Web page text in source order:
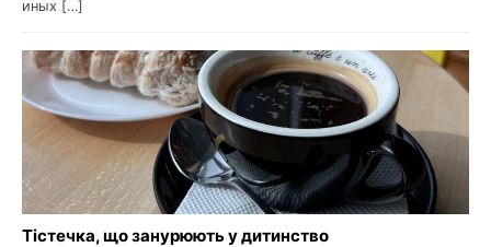
иных […]
Тістечка, що занурюють у дитинство